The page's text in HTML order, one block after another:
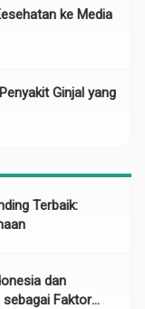
ke Media
Ginjal yang
Terbaik:
dan
sebagai Faktor